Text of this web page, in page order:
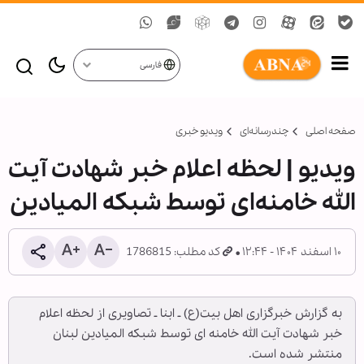
فارسی
صفحه اصلی چندرسانه‌ای ویدیو خبری
ویدیو | لحظه اعلام خبر شهادت آیت
الله خامنه‌ای توسط شبکه المیادین
۱۰ اسفند ۱۴۰۴ - ۱۲:۴۴ کد مطلب: 1786815
به گزارش خبرگزاری اهل بیت(ع) ـ ابنا ـ تصاویری از لحظه اعلام
خبر شهادت آیت الله خامنه ای توسط شبکه المیادین لبنان
منتشر شده است.